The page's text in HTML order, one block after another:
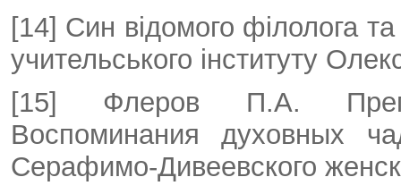
[14] Син відомого філолога та
учительського інституту
[15] Флеров П.А.
Воспоминания духовных
Серафимо-Дивеевского